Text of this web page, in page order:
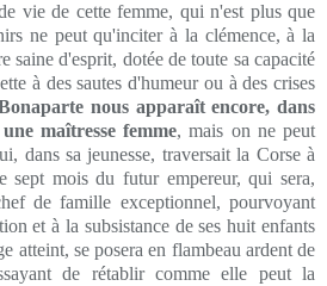
vie de cette femme, qui n'est plus que
ne peut qu'inciter à la clémence, à la
saine d'esprit, dotée de toute sa capacité
à des sautes d'humeur ou à des crises
nous apparaît encore, dans
maîtresse femme, mais on ne peut
dans sa jeunesse, traversait la Corse à
sept mois du futur empereur, qui sera,
de famille exceptionnel, pourvoyant
et à la subsistance de ses huit enfants
atteint, se posera en flambeau ardent de
de rétablir comme elle peut la